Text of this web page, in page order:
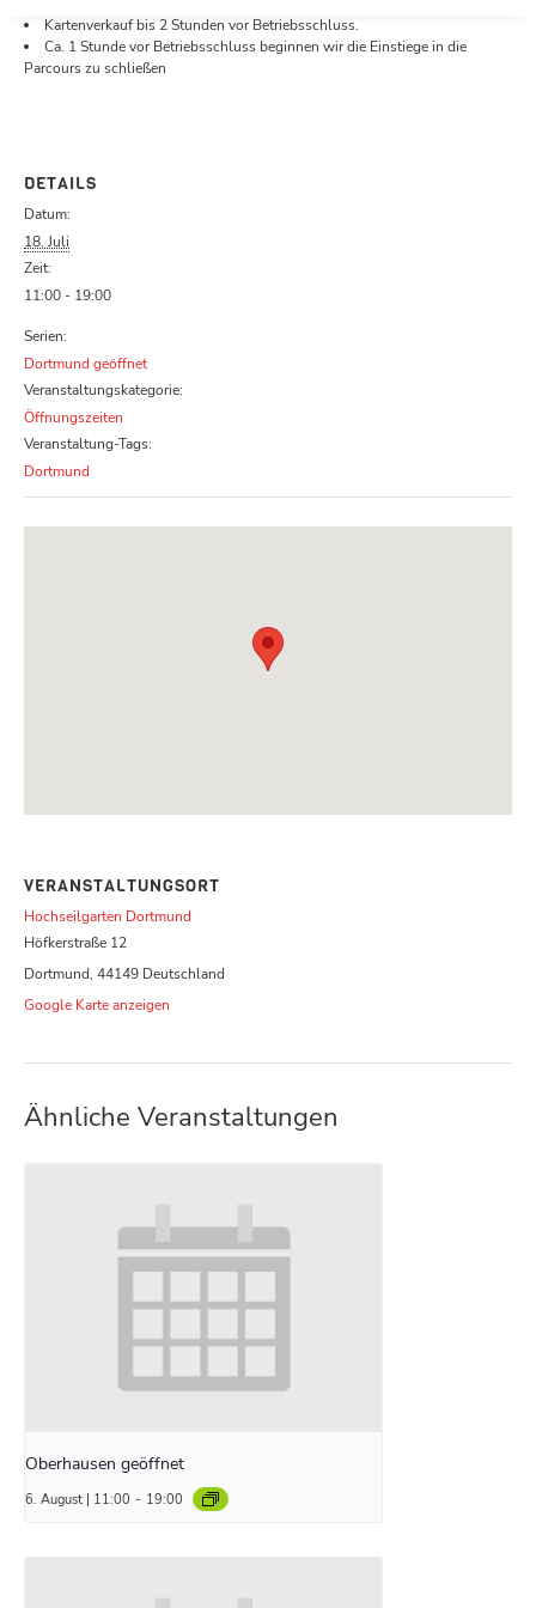
Kartenverkauf bis 2 Stunden vor Betriebsschluss.
Ca. 1 Stunde vor Betriebsschluss beginnen wir die Einstiege in die
Parcours zu schließen
DETAILS
Datum:
18. Juli
Zeit:
11:00 - 19:00
Serien:
Dortmund geöffnet
Veranstaltungskategorie:
Öffnungszeiten
Veranstaltung-Tags:
Dortmund
VERANSTALTUNGSORT
Hochseilgarten Dortmund
Höfkerstraße 12
Dortmund, 44149 Deutschland
Google Karte anzeigen
Ähnliche Veranstaltungen
Oberhausen geöffnet
6. August | 11:00 - 19:00